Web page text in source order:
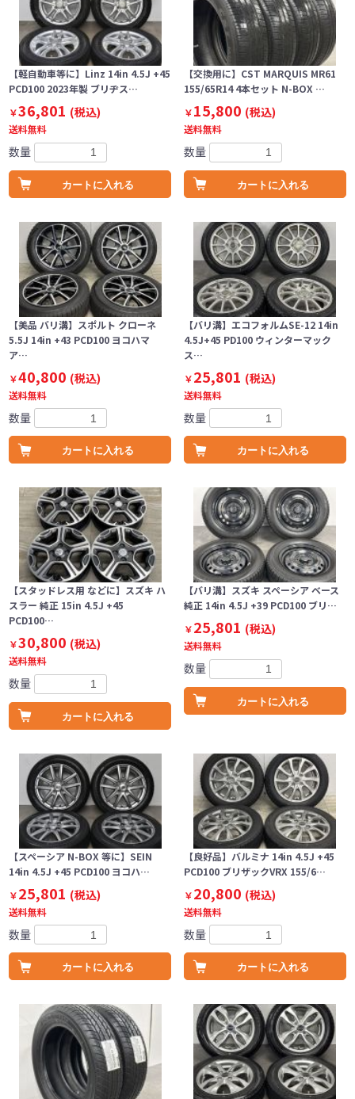
【軽自動車等に】Linz 14in 4.5J +45
PCD100 2023年製 ブリヂス…
￥36,801 (税込)
送料無料
数量
カートに入れる
【交換用に】CST MARQUIS MR61
155/65R14 4本セット N-BOX …
￥15,800 (税込)
送料無料
数量
カートに入れる
【美品 バリ溝】スポルト クローネ
5.5J 14in +43 PCD100 ヨコハマ
ア…
￥40,800 (税込)
送料無料
数量
カートに入れる
【バリ溝】エコフォルムSE-12 14in
4.5J+45 PD100 ウィンターマック
ス…
￥25,801 (税込)
送料無料
数量
カートに入れる
【スタッドレス用 などに】スズキ ハ
スラー 純正 15in 4.5J +45
PCD100…
￥30,800 (税込)
送料無料
数量
カートに入れる
【バリ溝】スズキ スペーシア ベース
純正 14in 4.5J +39 PCD100 ブリ…
￥25,801 (税込)
送料無料
数量
カートに入れる
【スペーシア N-BOX 等に】SEIN
14in 4.5J +45 PCD100 ヨコハ…
￥25,801 (税込)
送料無料
数量
カートに入れる
【良好品】バルミナ 14in 4.5J +45
PCD100 ブリザックVRX 155/6…
￥20,800 (税込)
送料無料
数量
カートに入れる